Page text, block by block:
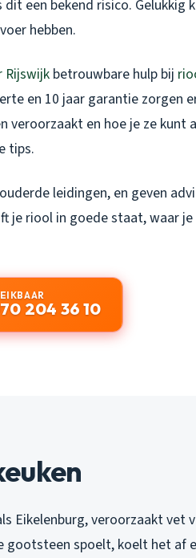
een bekend risico. Gelukkig
hebben.
Rijswijkbetrouwbare hulp bij
en 10 jaar garantie zorgen
en hoe je ze kunt
tips.
leidingen, en geven
je riool in goede staat, waar
204 36 10
Eikelenburg, veroorzaakt vet
gootsteen spoelt, koelt het af